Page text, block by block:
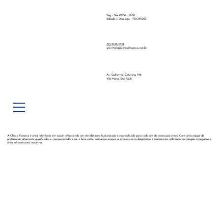
Seg - Sex 08:00 - 18:00
Sábado e Domingo - FECHADO
(11) 2632-2632
secretaria@clinicafonseca.com.br
Av. Guilherme Cotching, 798
Vila Maria, São Paulo
A Clínica Fonseca é uma referência em saúde, oferecendo um atendimento humanizado e especializado para cada um de nossos pacientes. Com uma equipe de
profissionais altamente qualificados e comprometidos com o bem-estar, buscamos sempre a excelência no diagnóstico e tratamento, utilizando tecnologias avançadas e
uma infraestrutura moderna.